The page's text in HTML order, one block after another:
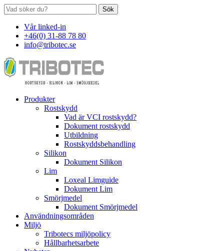
Sök
Vår linked-in
+46(0) 31-88 78 80
info@tribotec.se
Produkter
Rostskydd
Vad är VCI rostskydd?
Dokument rostskydd
Utbildning
Rostskyddsbehandling
Silikon
Dokument Silikon
Lim
Loxeal Limguide
Dokument Lim
Smörjmedel
Dokument Smörjmedel
Användningsområden
Miljö
Tribotecs miljöpolicy
Hållbarhetsarbete